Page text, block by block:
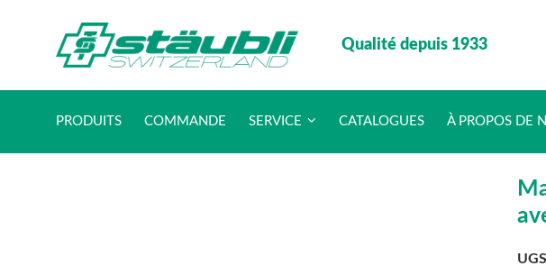
Qualité depuis 1933
PRODUITS COMMANDE SERVICE CATALOGUES À PROPOS DE